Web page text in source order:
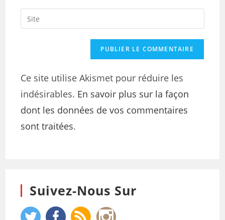
Ce site utilise Akismet pour réduire les
indésirables. En savoir plus sur la façon
dont les données de vos commentaires
sont traitées.
Suivez-Nous Sur